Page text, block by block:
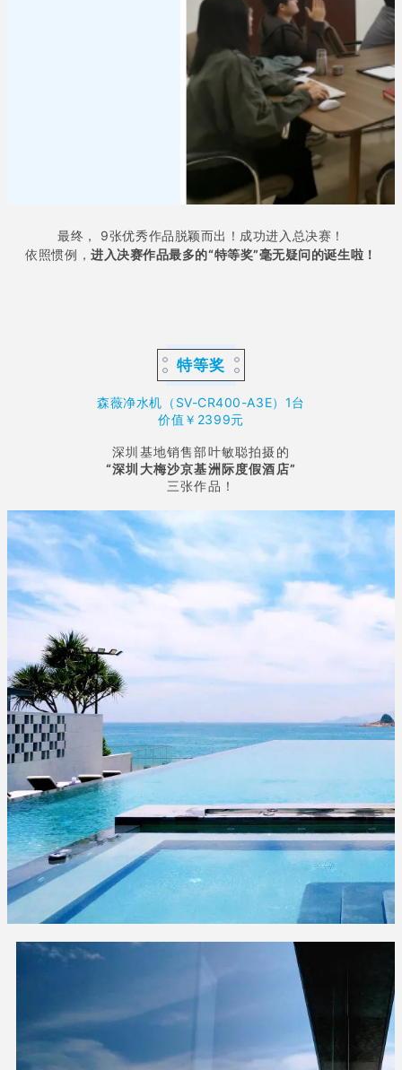
最终， 9张优秀作品脱颖而出！成功进入总决赛！
依照惯例，进入决赛作品最多的“特等奖”毫无疑问的诞生啦！
特等奖
森薇净水机（SV-CR400-A3E）1台
价值￥2399元
深圳基地销售部叶敏聪拍摄的
“深圳大梅沙京基洲际度假酒店”
三张作品！